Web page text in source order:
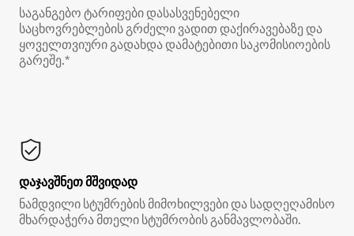
საგანგებო ტარიფები დასასვენებელი
საცხოვრებლების გრძელი ვადით დაქირავებაზე და
ყოველთვიური გადახდა დამატებითი საკომისიოების
გარეშე.*
დაჯავშნეთ მშვიდად
ნამდვილი სტუმრების მიმოხილვები და სადღეღამისო
მხარდაჭერა მთელი სტუმრობის განმავლობაში.